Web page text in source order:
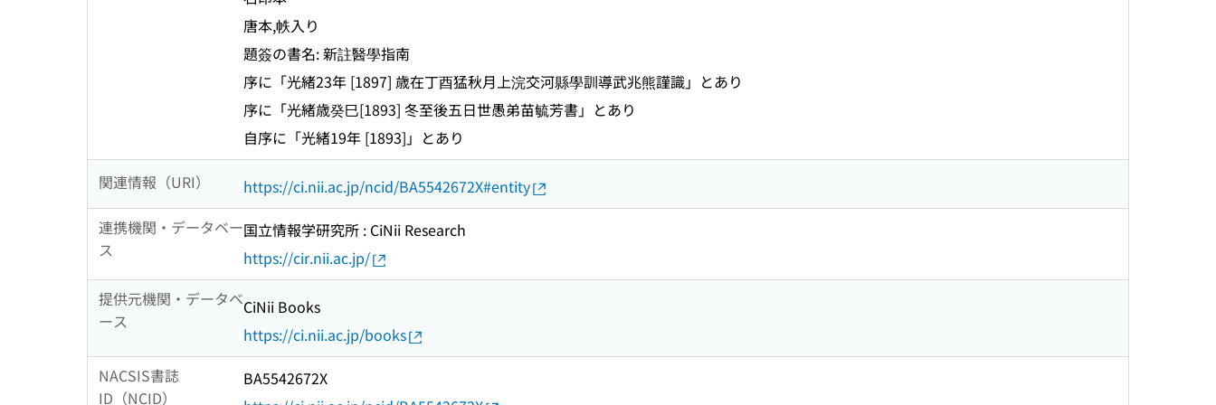
唐本,帙入り
題簽の書名: 新註醫學指南
序に「光緒23年 [1897] 歳在丁酉猛秋月上浣交河縣學訓導武兆熊謹識」とあり
序に「光緒歳癸巳[1893] 冬至後五日世愚弟苗毓芳書」とあり
自序に「光緒19年 [1893]」とあり
関連情報（URI）
https://ci.nii.ac.jp/ncid/BA5542672X#entity
連携機関・データベー
ス
国立情報学研究所 : CiNii Research
https://cir.nii.ac.jp/
提供元機関・データベ
ース
CiNii Books
https://ci.nii.ac.jp/books
NACSIS書誌
ID（NCID）
BA5542672X